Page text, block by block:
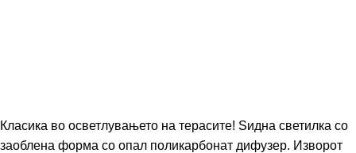
Класика во осветлувањето на терасите! Ѕидна светилка со
заоблена форма со опал поликарбонат дифузер. Изворот